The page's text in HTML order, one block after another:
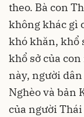
theo. Bà con
không khác gì
khó khăn, khổ
khổ sở của
này, người
Nghèo và bản
của người